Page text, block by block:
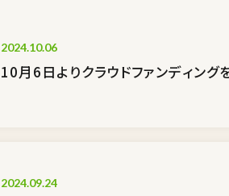
2024.10.06
10月6日よりクラウドファンディング
2024.09.24